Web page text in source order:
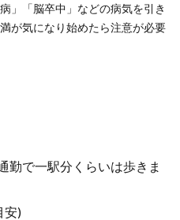
」「脳卒中」などの病気を引き
が気になり始めたら注意が必要
勤で一駅分くらいは歩きま
安)